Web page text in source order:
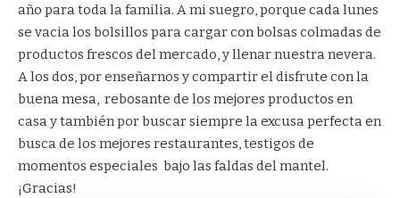
año para toda la familia. A mi suegro, porque cada lunes
se vacia los bolsillos para cargar con bolsas colmadas de
productos frescos del mercado, y llenar nuestra nevera.
A los dos, por enseñarnos y compartir el disfrute con la
buena mesa, rebosante de los mejores productos en
casa y también por buscar siempre la excusa perfecta en
busca de los mejores restaurantes, testigos de
momentos especiales bajo las faldas del mantel.
¡Gracias!